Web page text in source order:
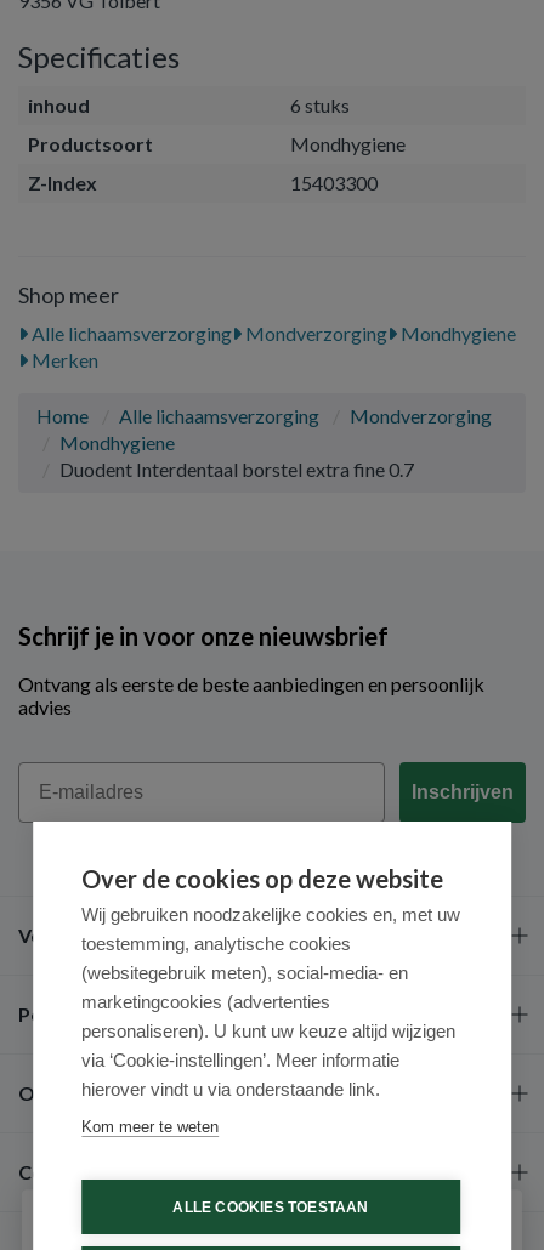
Specificaties
inhoud
6 stuks
Productsoort
Mondhygiene
Z-Index
15403300
Shop meer
Alle lichaamsverzorging Mondverzorging
Mondhygiene
Merken
Home Alle lichaamsverzorging
Mondverzorging
Mondhygiene
Duodent Interdentaal borstel extra fine 0.7
Schrijf je in voor onze nieuwsbrief
Ontvang als eerste de beste aanbiedingen en persoonlijk
advies
Email
Inschrijven
Veel gestelde vragen
Populaire merken
Over ons
Contact
Over de cookies op deze website
Wij gebruiken noodzakelijke cookies en, met uw
toestemming, analytische cookies
(websitegebruik meten), social-media- en
marketingcookies (advertenties
personaliseren). U kunt uw keuze altijd wijzigen
via ‘Cookie-instellingen’. Meer informatie
hierover vindt u via onderstaande link.
Kom meer te weten
ALLE COOKIES TOESTAAN